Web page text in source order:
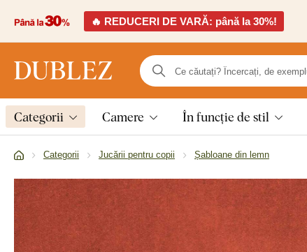
🔥 REDUCERI DE VARĂ: până la 30%!
Categorii Camere În funcție de stil
Categorii Jucării pentru copii Șabloane din lemn